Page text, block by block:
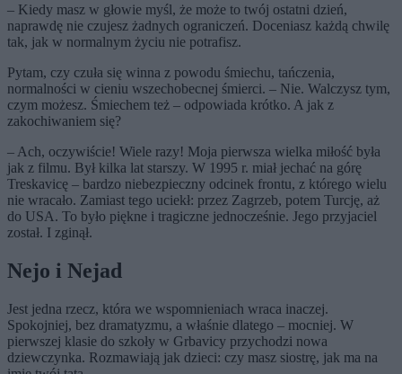
– Kiedy masz w głowie myśl, że może to twój ostatni dzień,
naprawdę nie czujesz żadnych ograniczeń. Doceniasz każdą chwilę
tak, jak w normalnym życiu nie potrafisz.
Pytam, czy czuła się winna z powodu śmiechu, tańczenia,
normalności w cieniu wszechobecnej śmierci. – Nie. Walczysz tym,
czym możesz. Śmiechem też – odpowiada krótko. A jak z
zakochiwaniem się?
– Ach, oczywiście! Wiele razy! Moja pierwsza wielka miłość była
jak z filmu. Był kilka lat starszy. W 1995 r. miał jechać na górę
Treskavicę – bardzo niebezpieczny odcinek frontu, z którego wielu
nie wracało. Zamiast tego uciekł: przez Zagrzeb, potem Turcję, aż
do USA. To było piękne i tragiczne jednocześnie. Jego przyjaciel
został. I zginął.
Nejo i Nejad
Jest jedna rzecz, która we wspomnieniach wraca inaczej.
Spokojniej, bez dramatyzmu, a właśnie dlatego – mocniej. W
pierwszej klasie do szkoły w Grbavicy przychodzi nowa
dziewczynka. Rozmawiają jak dzieci: czy masz siostrę, jak ma na